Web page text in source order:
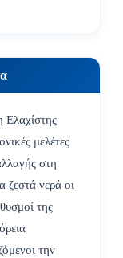
Ελαχίστης
μελέτες
στη
ζεστά νερά οι
της
την